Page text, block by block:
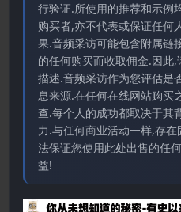
行验证.所使用的推荐和示例
购买者,亦不代表或保证任何
果.音频采访可能包含附属链
的任何购买而收取佣金.因此
描述.音频采访作为您评估是
息来源.在任何在线网站购买
查.每个人的成功都取决于其
力.与任何商业活动一样,存
法保证您使用此处出售的任
益!